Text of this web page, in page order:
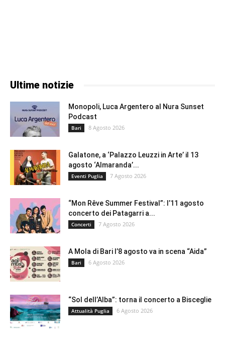
Ultime notizie
Monopoli, Luca Argentero al Nura Sunset
Podcast
Bari 8 Agosto 2026
Galatone, a ‘Palazzo Leuzzi in Arte’ il 13
agosto ‘Almaranda’...
Eventi Puglia 7 Agosto 2026
“Mon Rêve Summer Festival”: l’11 agosto
concerto dei Patagarri a...
Concerti 7 Agosto 2026
A Mola di Bari l’8 agosto va in scena “Aida”
Bari 6 Agosto 2026
“Sol dell’Alba”: torna il concerto a Bisceglie
Attualità Puglia 6 Agosto 2026